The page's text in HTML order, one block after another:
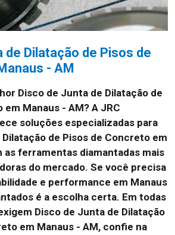
de Dilatação de Pisos de
- AM
Disco de Junta de Dilatação de
em Manaus - AM? A JRC
soluções especializadas para
de Pisos de Concreto em
as ferramentas diamantadas mais
do mercado. Se você precisa
e performance em Manaus
é a escolha certa. Em todas
Disco de Junta de Dilatação
em Manaus - AM, confie na